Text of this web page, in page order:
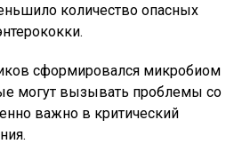
количество опасных
сформировался микробиом
могут вызывать проблемы со
важно в критический